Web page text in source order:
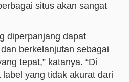
situs akan sangat
diperpanjang dapat
berkelanjutan sebagai
tepat,” katanya. “Di
yang tidak akurat dari